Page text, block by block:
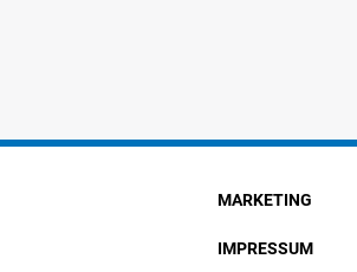
MARKETING
IMPRESSUM